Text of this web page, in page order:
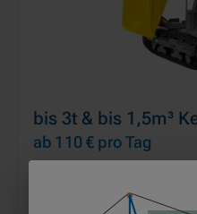
bis 3t & bis 1,5m³
ab 110 € pro Tag
MEHR